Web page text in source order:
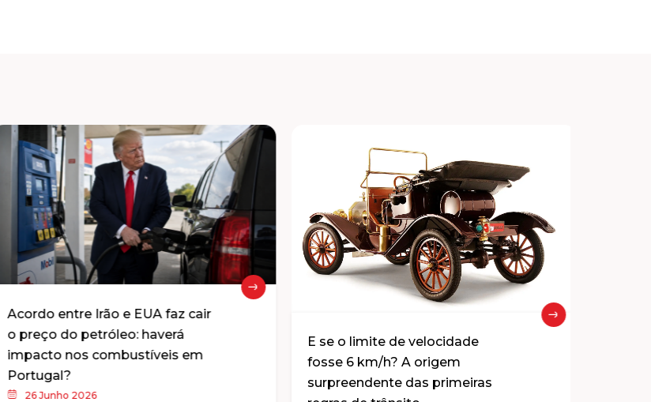
Acordo entre Irão e EUA faz cair
o preço do petróleo: haverá
impacto nos combustíveis em
Portugal?
26 Junho 2026
E se o limite de velocidade
fosse 6 km/h? A origem
surpreendente das primeiras